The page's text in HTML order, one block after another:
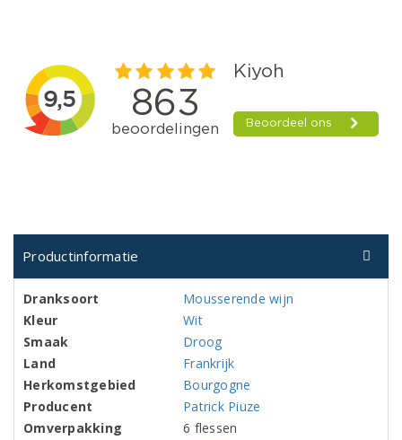
Productinformatie
Dranksoort
Mousserende wijn
Kleur
Wit
Smaak
Droog
Land
Frankrijk
Herkomstgebied
Bourgogne
Producent
Patrick Piuze
Omverpakking
6 flessen